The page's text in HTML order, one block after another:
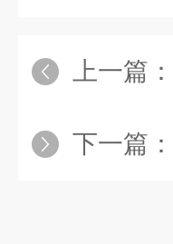
上一篇：
下一篇：